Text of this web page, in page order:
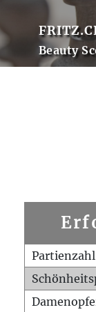
Beauty
Partienzahl